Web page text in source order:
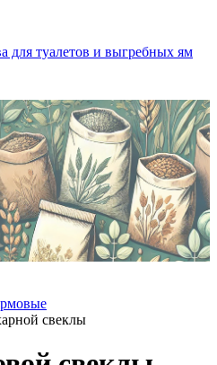
для туалетов и выгребных ям
свеклы